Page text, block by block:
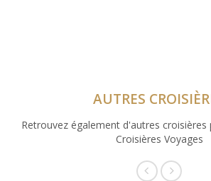
AUTRES
Retrouvez également d'autres croisières
Croisières Voyages